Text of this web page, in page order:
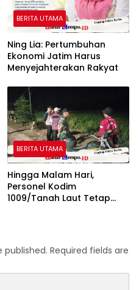
BERITA UTAMA
Ning Lia: Pertumbuhan
Ekonomi Jatim Harus
Menyejahterakan Rakyat
BERITA UTAMA
Hingga Malam Hari,
Personel Kodim
1009/Tanah Laut Tetap
published. Required fields are